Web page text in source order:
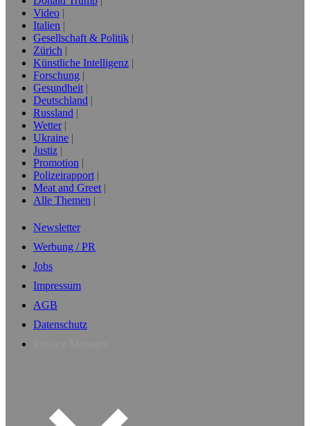
Video
Italien
Gesellschaft & Politik
Zürich
Künstliche Intelligenz
Forschung
Gesundheit
Deutschland
Russland
Wetter
Ukraine
Justiz
Promotion
Polizeirapport
Meat and Greet
Alle Themen
Newsletter
Werbung / PR
Jobs
Impressum
AGB
Datenschutz